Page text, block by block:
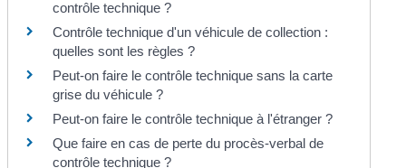
contrôle technique ?
Contrôle technique d'un véhicule de collection :
quelles sont les règles ?
Peut-on faire le contrôle technique sans la carte
grise du véhicule ?
Peut-on faire le contrôle technique à l'étranger ?
Que faire en cas de perte du procès-verbal de
contrôle technique ?